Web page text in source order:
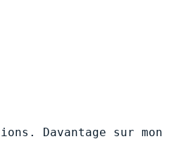
Davantage sur mon